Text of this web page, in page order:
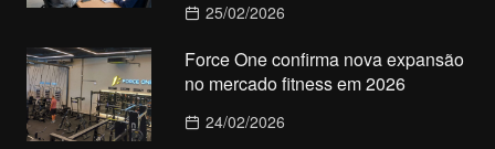
25/02/2026
Force One confirma nova expansão
no mercado fitness em 2026
24/02/2026